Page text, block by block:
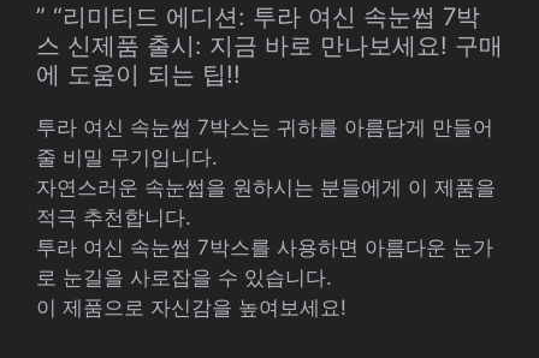
” “리미티드 에디션: 투라 여신 속눈썹 7박
스 신제품 출시: 지금 바로 만나보세요! 구매
에 도움이 되는 팁!!
투라 여신 속눈썹 7박스는 귀하를 아름답게 만들어
줄 비밀 무기입니다.
자연스러운 속눈썹을 원하시는 분들에게 이 제품을
적극 추천합니다.
투라 여신 속눈썹 7박스를 사용하면 아름다운 눈가
로 눈길을 사로잡을 수 있습니다.
이 제품으로 자신감을 높여보세요!